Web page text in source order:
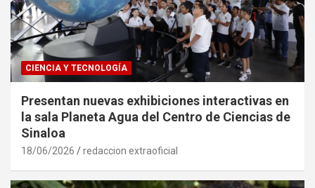
CIENCIA Y TECNOLOGÍA
Presentan nuevas exhibiciones interactivas en
la sala Planeta Agua del Centro de Ciencias de
Sinaloa
18/06/2026 redaccion extraoficial